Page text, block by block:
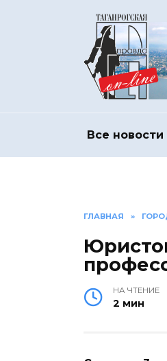
Все новости
ГЛАВНАЯ »
НА ЧТЕНИЕ
2 мин